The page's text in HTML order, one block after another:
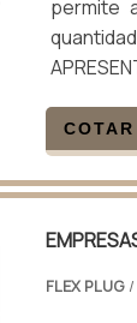
permite
FLEX PLUG/